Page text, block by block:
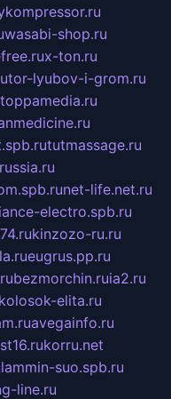
wasabi-shop.ru
x-ton.ru
tor-lyubov-i-grom.ru
tutmassage.ru
net-life.net.ru
electro.spb.ru
kinzozo-ru.ru
eugrus.pp.ru
bezmorchin.ruia2.ru
kolosok-elita.ru
avegainfo.ru
korru.net
lammin-suo.spb.ru
line.ru